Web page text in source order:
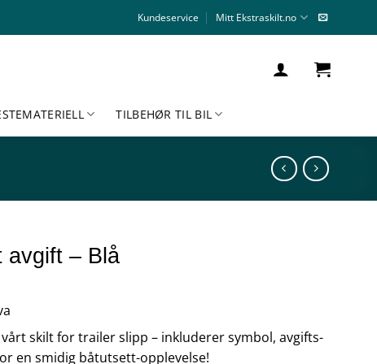
Kundeservice Mitt Ekstraskilt.no
TILBEHØR TIL BIL
avgift – Blå
skilt for trailer slipp – inkluderer symbol, avgifts-
en smidig båtutsett-opplevelse!